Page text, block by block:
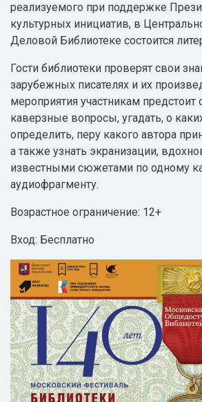
реализуемого при поддержке
культурных инициатив, в
Деловой Библиотеке состоится
Гости библиотеки проверят свои
зарубежных писателях и их
мероприятия участникам предстоит
каверзные вопросы, угадать, о
определить, перу какого автора
а также узнать экранизации,
известными сюжетами по одному
аудиофрагменту.
Возрастное ограничение: 12+
Вход: Бесплатно